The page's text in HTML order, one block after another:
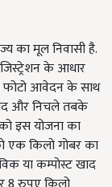
का मूल निवासी है.
के आधार
फोटो आवेदन के साथ
और निचले तबके
इस योजना का
एक किलो गोबर का
या कम्पोस्ट खाद